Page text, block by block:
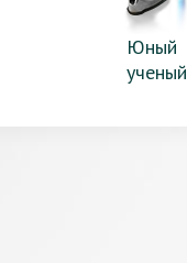
Юный
ученый